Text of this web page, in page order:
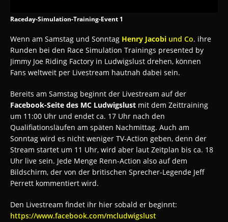
Raceday-Simulation-Training-Event 1
Wenn am Samstag und Sonntag Henry Jacobi und Co. ihre
Runden bei den Race Simulation Trainings presented by
Jimmy Joe Riding Factory in Ludwigslust drehen, können
Fans weltweit per Livestream hautnah dabei sein.
Bereits am Samstag beginnt der Livestream auf der
Facebook-Seite des MC Ludwigslust mit dem Zeittraining
um 11:00 Uhr und endet ca. 17 Uhr nach den
Qualifiationsläufen am späten Nachmittag. Auch am
Sonntag wird es nicht weniger TV-Action geben, denn der
Stream startet um 11 Uhr, wird aber laut Zeitplan bis ca. 18
Uhr live sein. Jede Menge Renn-Action also auf dem
Bildschirm, der von der britischen Sprecher-Legende Jeff
Perrett kommentiert wird.
Den Livestream findet ihr hier sobald er beginnt:
https://www.facebook.com/mcludwigslust